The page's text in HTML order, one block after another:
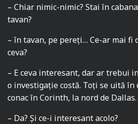
– Chiar nimic-nimic? Stai în
tavan?
– în tavan, pe pereți… Ce-ar mai fi
ceva?
– E ceva interesant, dar ar trebui
o investigație costă. Toți se uită în
conac în Corinth, la nord de Dallas.
– Da? Și ce-i interesant acolo?